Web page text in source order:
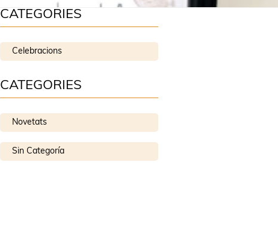
CATEGORIES
Celebracions
CATEGORIES
Novetats
Sin Categoría